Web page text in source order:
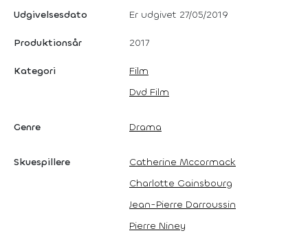
Udgivelsesdato Er udgivet 27/05/2019
Produktionsår 2017
Kategori
Film
Dvd Film
Genre Drama
Skuespillere
Catherine Mccormack
Charlotte Gainsbourg
Jean-Pierre Darroussin
Pierre Niney